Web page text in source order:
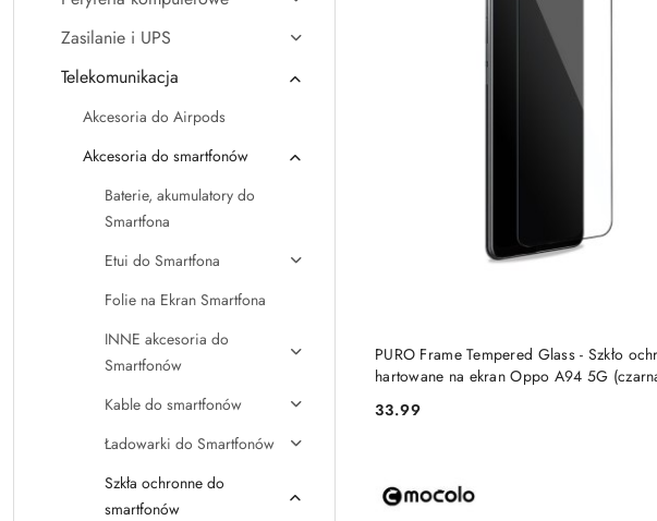
Zasilanie i UPS
Telekomunikacja
Akcesoria do Airpods
Akcesoria do smartfonów
Baterie, akumulatory do
Smartfona
Etui do Smartfona
Folie na Ekran Smartfona
INNE akcesoria do
Smartfonów
Kable do smartfonów
Ładowarki do Smartfonów
Szkła ochronne do
smartfonów
PURO Frame Tempered Glass - Szkło
hartowane na ekran Oppo A94 5G
Cena:
33.99
DO KOSZYKA